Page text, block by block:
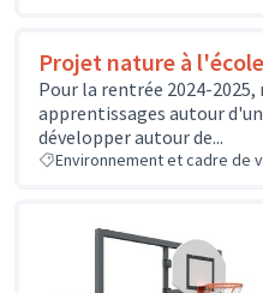
Projet nature à l'école
Pour la rentrée 2024-
apprentissages autour
développer autour de...
Environnement et cadre de